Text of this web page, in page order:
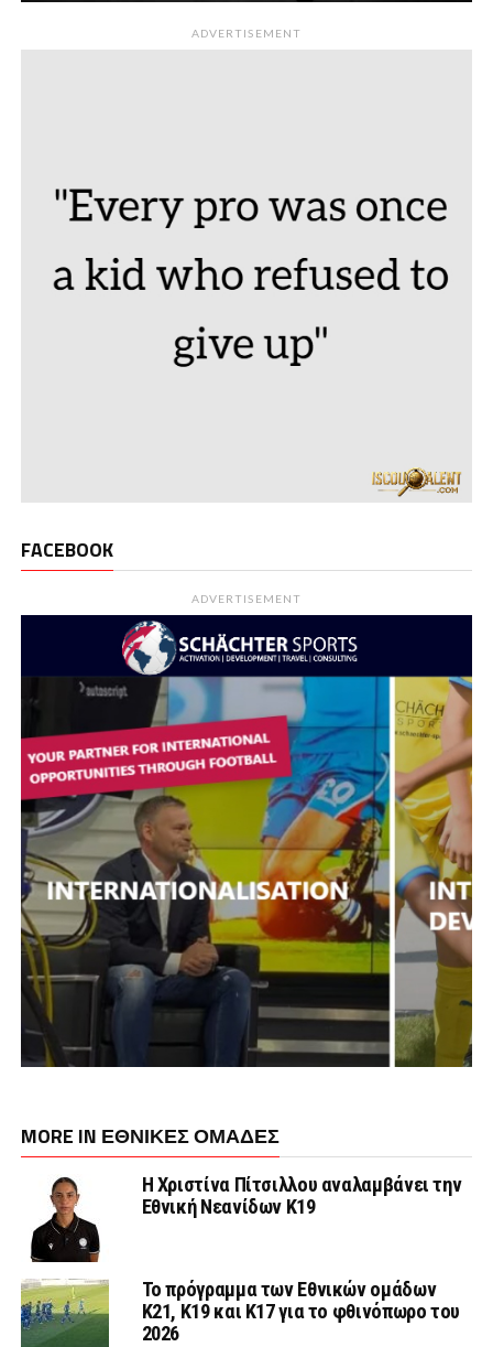
ADVERTISEMENT
FACEBOOK
ADVERTISEMENT
MORE IN ΕΘΝΙΚΕΣ ΟΜΑΔΕΣ
Η Χριστίνα Πίτσιλλου αναλαμβάνει την
Εθνική Νεανίδων Κ19
Το πρόγραμμα των Εθνικών ομάδων
Κ21, Κ19 και Κ17 για το φθινόπωρο του
2026